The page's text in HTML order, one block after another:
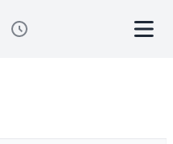
Loading color theme...